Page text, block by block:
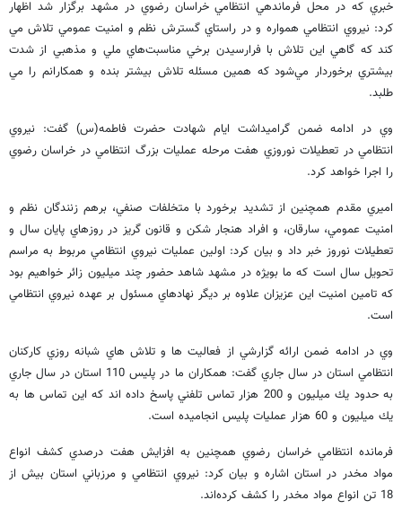
خبري كه در محل فرماندهي انتظامي خراسان رضوي در مشهد برگزار شد اظهار
كرد: نيروي انتظامي همواره و در راستاي گسترش نظم و امنيت عمومي تلاش مي
كند كه گاهي اين تلاش با فرارسيدن برخي مناسبت‌هاي ملي و مذهبي از شدت
بيشتري برخوردار مي‌شود كه همين مسئله تلاش بيشتر بنده و همكارانم را مي
طلبد.
وي در ادامه ضمن گراميداشت ايام شهادت حضرت فاطمه(س) گفت: نيروي
انتظامي در تعطيلات نوروزي هفت مرحله عمليات بزرگ انتظامي در خراسان رضوي
را اجرا خواهد كرد.
اميري مقدم همچنين از تشديد برخورد با متخلفات صنفي، برهم زنندگان نظم و
امنيت عمومي، سارقان، و افراد هنجار شكن و قانون گريز در روزهاي پايان سال و
تعطيلات نوروز خبر داد و بيان كرد: اولين عمليات نيروي انتظامي مربوط به مراسم
تحويل سال است كه ما بويژه در مشهد شاهد حضور چند ميليون زائر خواهيم بود
كه تامين امنيت اين عزيزان علاوه بر ديگر نهادهاي مسئول بر عهده نيروي انتظامي
است.
وي در ادامه ضمن ارائه گزارشي از فعاليت ها و تلاش هاي شبانه روزي كاركنان
انتظامي استان در سال جاري گفت: همكاران ما در پليس 110 استان در سال جاري
به حدود يك ميليون و 200 هزار تماس تلفني پاسخ داده اند كه اين تماس ها به
يك ميليون و 60 هزار عمليات پليس انجاميده است.
فرمانده انتظامي خراسان رضوي همچنين به افزايش هفت درصدي كشف انواع
مواد مخدر در استان اشاره و بيان كرد: نيروي انتظامي و مرزباني استان بيش از
18 تن انواع مواد مخدر را كشف كرده‌اند.